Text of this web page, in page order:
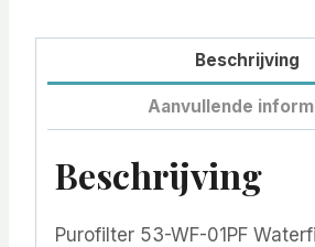
Beschrijving
Aanvullende
Beschrijving
Purofilter 53-WF-01PF